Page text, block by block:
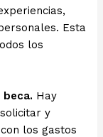
Esta
los
Hay
y
los gastos